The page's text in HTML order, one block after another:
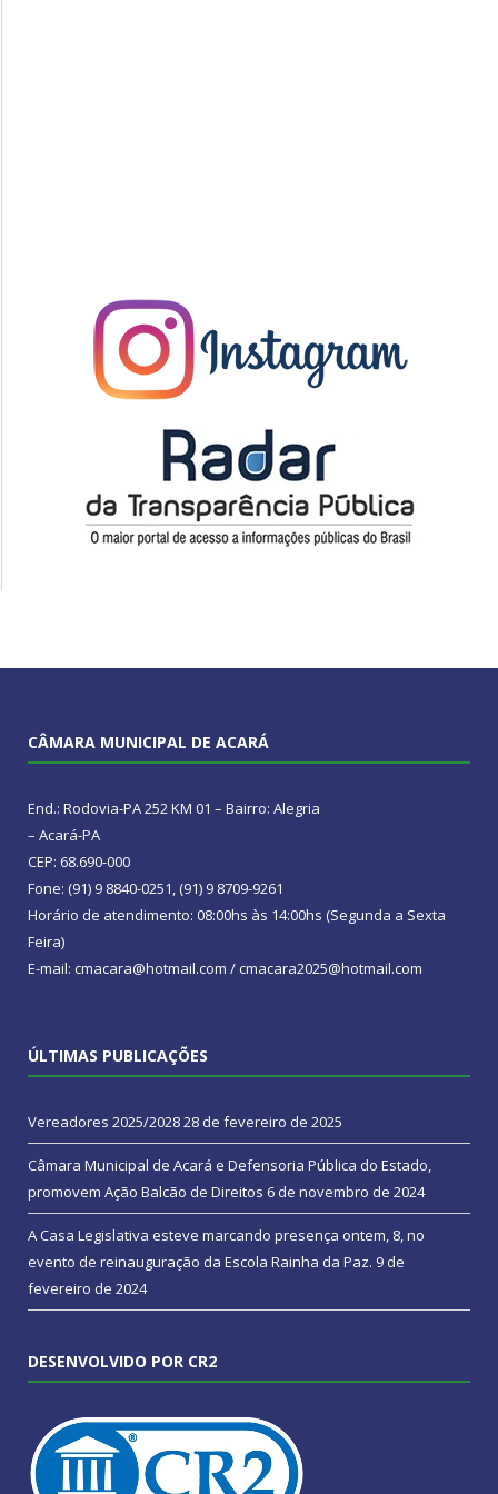
CÂMARA MUNICIPAL DE ACARÁ
End.: Rodovia-PA 252 KM 01 – Bairro: Alegria
– Acará-PA
CEP: 68.690-000
Fone: (91) 9 8840-0251, (91) 9 8709-9261
Horário de atendimento: 08:00hs às 14:00hs (Segunda a Sexta
Feira)
E-mail: cmacara@hotmail.com / cmacara2025@hotmail.com
ÚLTIMAS PUBLICAÇÕES
Vereadores 2025/202828 de fevereiro de 2025
Câmara Municipal de Acará e Defensoria Pública do Estado,
promovem Ação Balcão de Direitos 6 de novembro de 2024
A Casa Legislativa esteve marcando presença ontem, 8, no
evento de reinauguração da Escola Rainha da Paz. 9 de
fevereiro de 2024
DESENVOLVIDO POR CR2